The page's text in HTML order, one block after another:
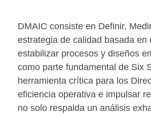
DMAIC consiste en Definir,
estrategia de calidad basada
estabilizar procesos y diseños
como parte fundamental de Six
herramienta crítica para los
eficiencia operativa e impulsar
no solo respalda un análisis